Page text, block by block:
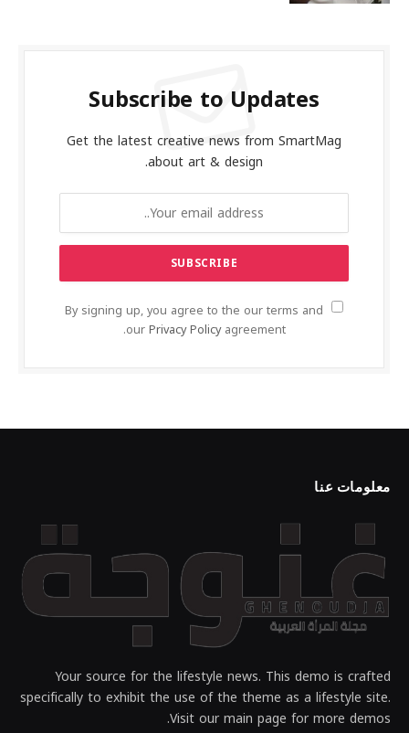
Subscribe to Updates
Get the latest creative news from SmartMag
about art & design.
By signing up, you agree to the our terms and
ourPrivacy Policyagreement.
معلومات عنا
Your source for the lifestyle news. This demo is crafted
specifically to exhibit the use of the theme as a lifestyle site.
Visit our main page for more demos.